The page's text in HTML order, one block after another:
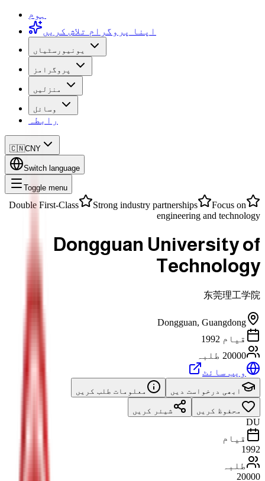
ہوم
اپنا پروگرام تلاش کریں
یونیورسٹیاں
پروگرامز
منزلیں
وسائل
رابطہ
🇨🇳CNY
Switch language
Toggle menu
Double First-Class Strong industry partnerships
Focus on
engineering and technology
Dongguan University of
Technology
东莞理工学院
Dongguan, Guangdong
قیام 1992
20000 طلبہ
ویب سائٹ
ابھی درخواست دیں معلومات طلب کریں
محفوظ کریں شیئر کریں
DU
قیام
1992
طلبہ
20000